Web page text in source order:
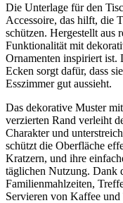
Die Unterlage für den
Accessoire, das hilft, die
schützen. Hergestellt aus
Funktionalität mit
Ornamenten inspiriert ist.
Ecken sorgt dafür, dass
Esszimmer gut aussieht.
Das dekorative Muster
verzierten Rand verleiht
Charakter und
schützt die Oberfläche
Kratzern, und ihre
täglichen Nutzung. Dank
Familienmahlzeiten,
Servieren von Kaffee und